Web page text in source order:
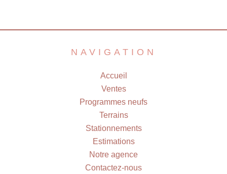
NAVIGATION
Accueil
Ventes
Programmes neufs
Terrains
Stationnements
Estimations
Notre agence
Contactez-nous